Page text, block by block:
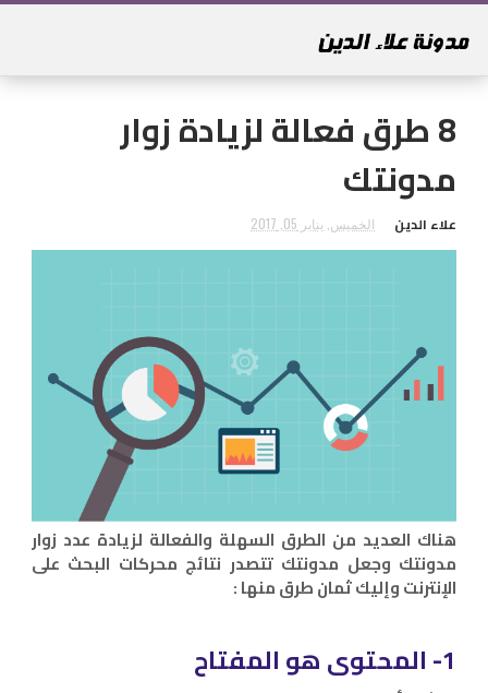
8 طرق فعالة لزيادة زوار
مدونتك
علاء الدين الخميس, يناير 05, 2017
هناك العديد من الطرق السهلة والفعالة لزيادة عدد زوار
مدونتك وجعل مدونتك تتصدر نتائج محركات البحث على
الإنترنت وإليك ثمان طرق منها :
1- المحتوى هو المفتاح